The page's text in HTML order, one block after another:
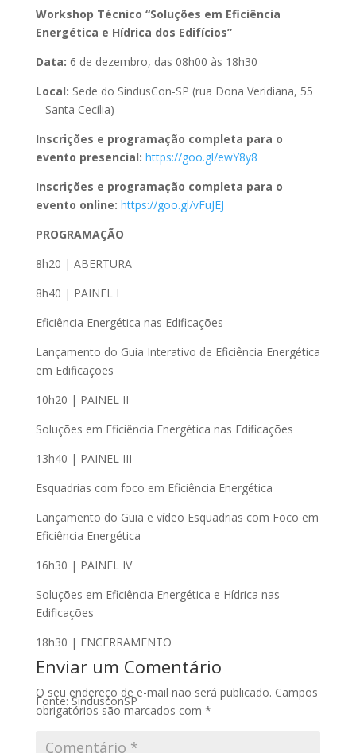
Workshop Técnico “Soluções em Eficiência
Energética e Hídrica dos Edifícios”
Data: 6 de dezembro, das 08h00 às 18h30
Local: Sede do SindusCon-SP (rua Dona Veridiana, 55
– Santa Cecília)
Inscrições e programação completa para o
evento presencial: https://goo.gl/ewY8y8
Inscrições e programação completa para o
evento online: https://goo.gl/vFuJEJ
PROGRAMAÇÃO
8h20 | ABERTURA
8h40 | PAINEL I
Eficiência Energética nas Edificações
Lançamento do Guia Interativo de Eficiência Energética
em Edificações
10h20 | PAINEL II
Soluções em Eficiência Energética nas Edificações
13h40 | PAINEL III
Esquadrias com foco em Eficiência Energética
Lançamento do Guia e vídeo Esquadrias com Foco em
Eficiência Energética
16h30 | PAINEL IV
Soluções em Eficiência Energética e Hídrica nas
Edificações
18h30 | ENCERRAMENTO
Fonte: SindusconSP
Enviar um Comentário
O seu endereço de e-mail não será publicado. Campos
obrigatórios são marcados com *